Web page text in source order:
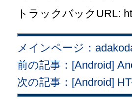
トラックバックURL:
メインページ：
前の記事：[Android]
次の記事：[Android]